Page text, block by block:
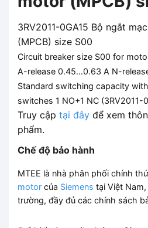
3RV2011-0GA15 Bộ ngắt
(MPCB) size S00
Circuit breaker size S00 for
A-release 0.45…0.63 A N-
Standard switching capacity
switches 1 NO+1 NC (3RV2011-
Truy cập tại đây để xem
phẩm.
Chế độ bảo hành
MTEE là nhà phân phối chính
motor của Siemens tại Việt
trường, đầy đủ các chính sách